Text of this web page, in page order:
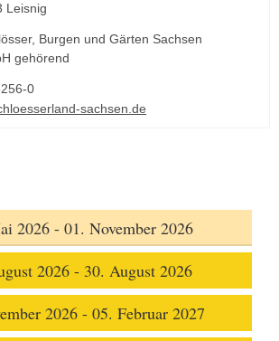
Leisnig
Burgen und Gärten Sachsen
gehörend
0
sachsen.de
2026 - 01. November 2026
2026 - 30. August 2026
2026 - 05. Februar 2027